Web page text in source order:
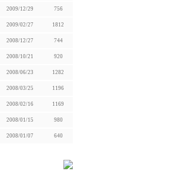
2009/12/29 756
2009/02/27 1812
2008/12/27 744
2008/10/21 920
2008/06/23 1282
2008/03/25 1196
2008/02/16 1169
2008/01/15 980
2008/01/07 640